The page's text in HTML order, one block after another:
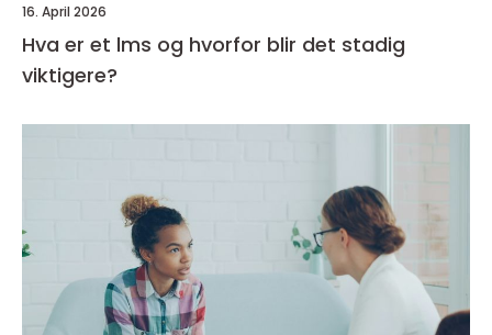
16. April 2026
Hva er et lms og hvorfor blir det stadig
viktigere?